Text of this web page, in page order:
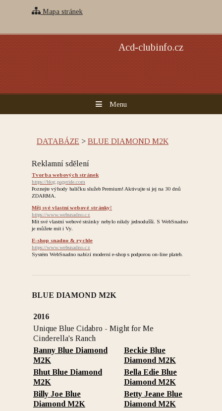
Mapa stránek
Acd-clubinfo.cz
Menu
DATABÁZE > BLUE DIAMOND M2K
Reklamní sdělení
Tvorba webových stránek
https://blog.pageride.com
Poznejte výhody balíčku služeb Premium! Aktivujte si jej na 30 dnů
ZDARMA.
Měj své vlastní webové stránky!
https://www.websnadno.cz
Mít své vlastní webové stránky nebylo nikdy jednodušší. S WebSnadno
je můžete mít i Vy.
E-shop snadno & rychle
https://www.websnadno.cz
Systém WebSnadno nabízí moderní e-shop s podporou on-line plateb.
BLUE DIAMOND M2K
2016
Unique Blue Cidabro - Might for Me
Cinderella's Ranch
Banny Blue Diamond
M2K
Beckie Blue
Diamond M2K
Bhut Blue Diamond
M2K
Bella Edie Blue
Diamond M2K
Billy Joe Blue
Diamond M2K
Betty Jeane Blue
Diamond M2K